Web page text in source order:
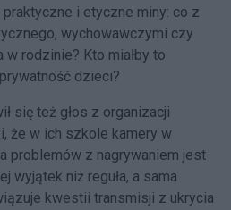
i etyczne miny: co z
wychowawczymi czy
rodzinie? Kto miałby to
dzieci?
się też głos z organizacji
że w ich szkole kamery w
problemów z nagrywaniem jest
wyjątek niż reguła, a sama
kwestii transmisji z ukrycia